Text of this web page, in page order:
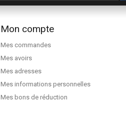
Mon compte
Mes commandes
Mes avoirs
Mes adresses
Mes informations personnelles
Mes bons de réduction